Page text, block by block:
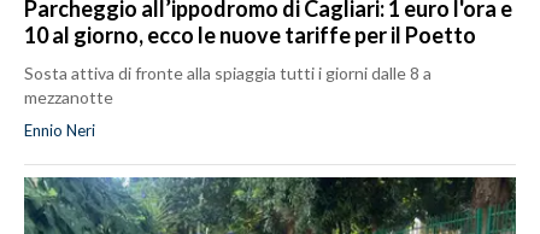
Parcheggio all’ippodromo di Cagliari: 1 euro l'ora e
10 al giorno, ecco le nuove tariffe per il Poetto
Sosta attiva di fronte alla spiaggia tutti i giorni dalle 8 a
mezzanotte
Ennio Neri